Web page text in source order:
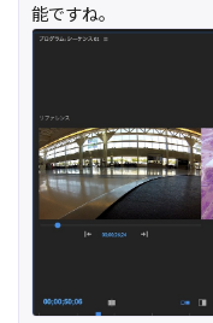
能ですね。